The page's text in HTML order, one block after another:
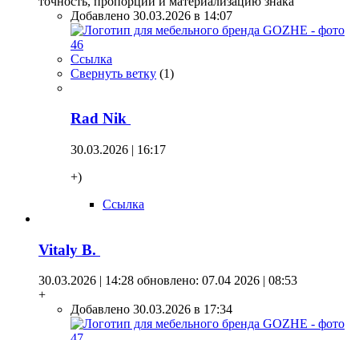
Добавлено 30.03.2026 в 14:07
Ссылка
Свернуть ветку (1)
Rad Nik
30.03.2026 | 16:17
+)
Ссылка
Vitaly B.
30.03.2026 | 14:28 обновлено: 07.04 2026 | 08:53
+
Добавлено 30.03.2026 в 17:34